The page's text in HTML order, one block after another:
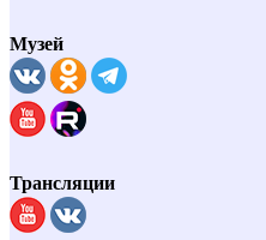
Музей
Трансляции